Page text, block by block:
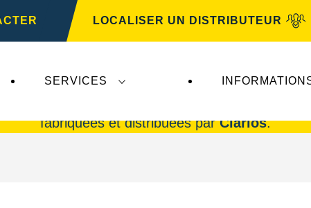
LOCALISER UN DISTRIBUTEUR
SERVICES
fabriquées et distribuées parClarios.